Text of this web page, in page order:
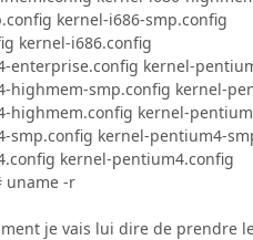
kernel-i686-smp.config
kernel-i686.config
enterprise.config kernel-
highmem-smp.config kernel-
highmem.config kernel-
smp.config kernel-pentium4-
kernel-pentium4.config
uname -r
je vais lui dire de prendre